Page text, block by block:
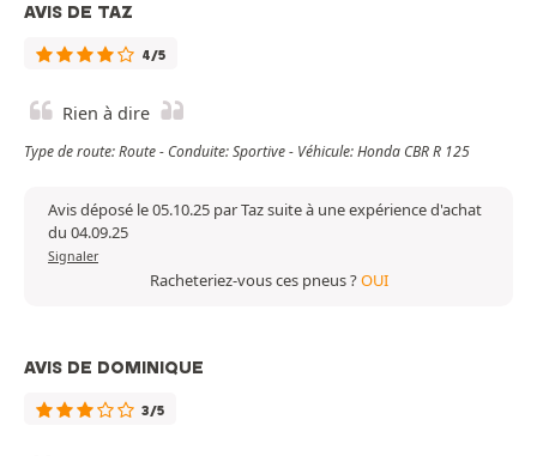
AVIS DE TAZ
4/5
Rien à dire
Type de route: Route - Conduite: Sportive - Véhicule: Honda CBR R 125
Avis déposé le 05.10.25 par Taz suite à une expérience d'achat
du 04.09.25
Signaler
Racheteriez-vous ces pneus ?OUI
AVIS DE DOMINIQUE
3/5